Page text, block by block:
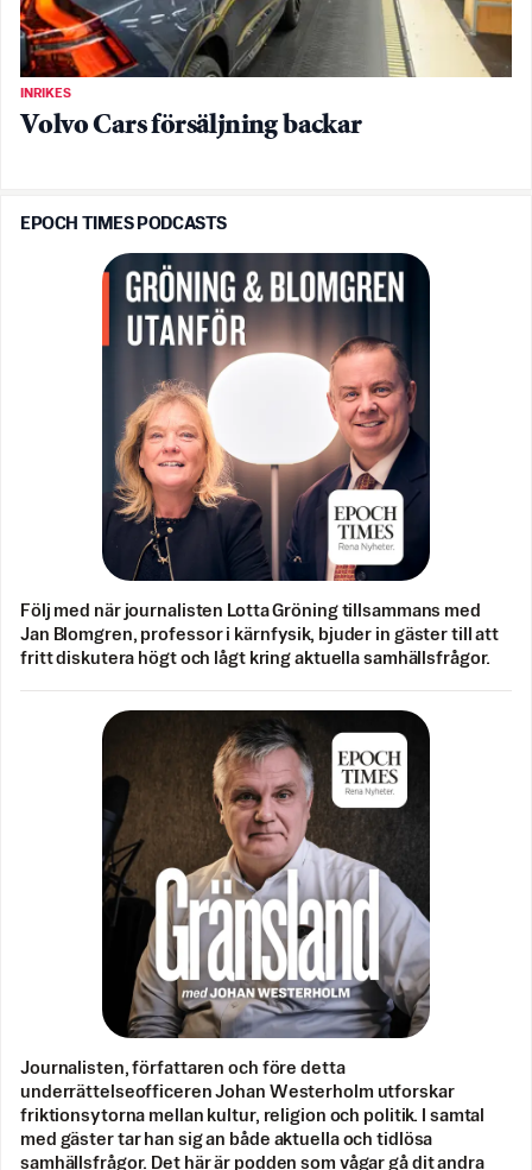
INRIKES
Volvo Cars försäljning backar
EPOCH TIMES PODCASTS
Följ med när journalisten Lotta Gröning tillsammans med
Jan Blomgren, professor i kärnfysik, bjuder in gäster till att
fritt diskutera högt och lågt kring aktuella samhällsfrågor.
Journalisten, författaren och före detta
underrättelseofficeren Johan Westerholm utforskar
friktionsytorna mellan kultur, religion och politik. I samtal
med gäster tar han sig an både aktuella och tidlösa
samhällsfrågor. Det här är podden som vågar gå dit andra